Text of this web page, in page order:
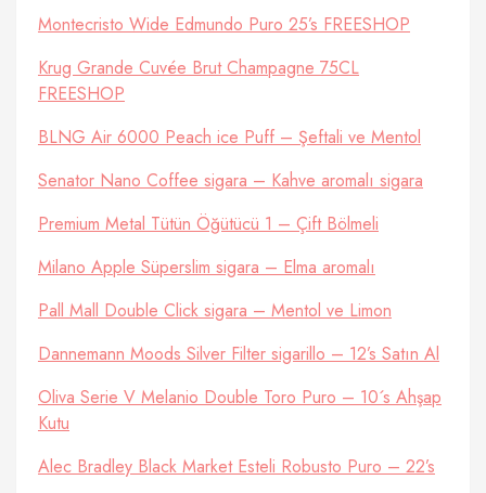
Montecristo Wide Edmundo Puro 25’s FREESHOP
Krug Grande Cuvée Brut Champagne 75CL
FREESHOP
BLNG Air 6000 Peach ice Puff – Şeftali ve Mentol
Senator Nano Coffee sigara – Kahve aromalı sigara
Premium Metal Tütün Öğütücü 1 – Çift Bölmeli
Milano Apple Süperslim sigara – Elma aromalı
Pall Mall Double Click sigara – Mentol ve Limon
Dannemann Moods Silver Filter sigarillo – 12’s Satın Al
Oliva Serie V Melanio Double Toro Puro – 10´s Ahşap
Kutu
Alec Bradley Black Market Esteli Robusto Puro – 22’s